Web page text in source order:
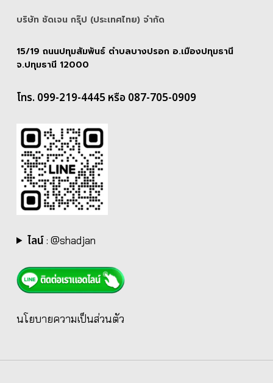
บริษัท ชัดเจน กรุ๊ป (ประเทศไทย) จํากัด
15/19 ถนนปทุมสัมพันธ์ ตำบลบางปรอก อ.เมืองปทุมธานี
จ.ปทุมธานี 12000
โทร. 099-219-4445 หรือ 087-705-0909
ไลน์: @shadjan
นโยบายความเป็นส่วนตัว